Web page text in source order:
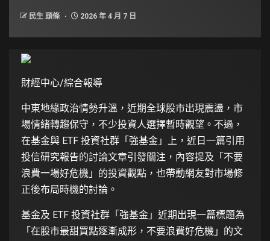
民生 頭條 2026 年 4 月 7 日
財經中心/綜合報導
中東地緣政治情勢升溫，近期全球股市出現震盪，市
場情緒轉趨保守，不少投資人選擇暫時觀望。不過，
在基金與 ETF 投資社群「強基金」上，近日一篇引用
投信研究報告的討論文章引發關注，內容提及「不要
浪費一場好危機」的投資觀點，也帶動網友對市場修
正後布局時機的討論。
基金及 ETF 投資社群「強基金」近期出現一篇標題為
「在股市最甜買點逐漸成形，不要浪費好危機」的文